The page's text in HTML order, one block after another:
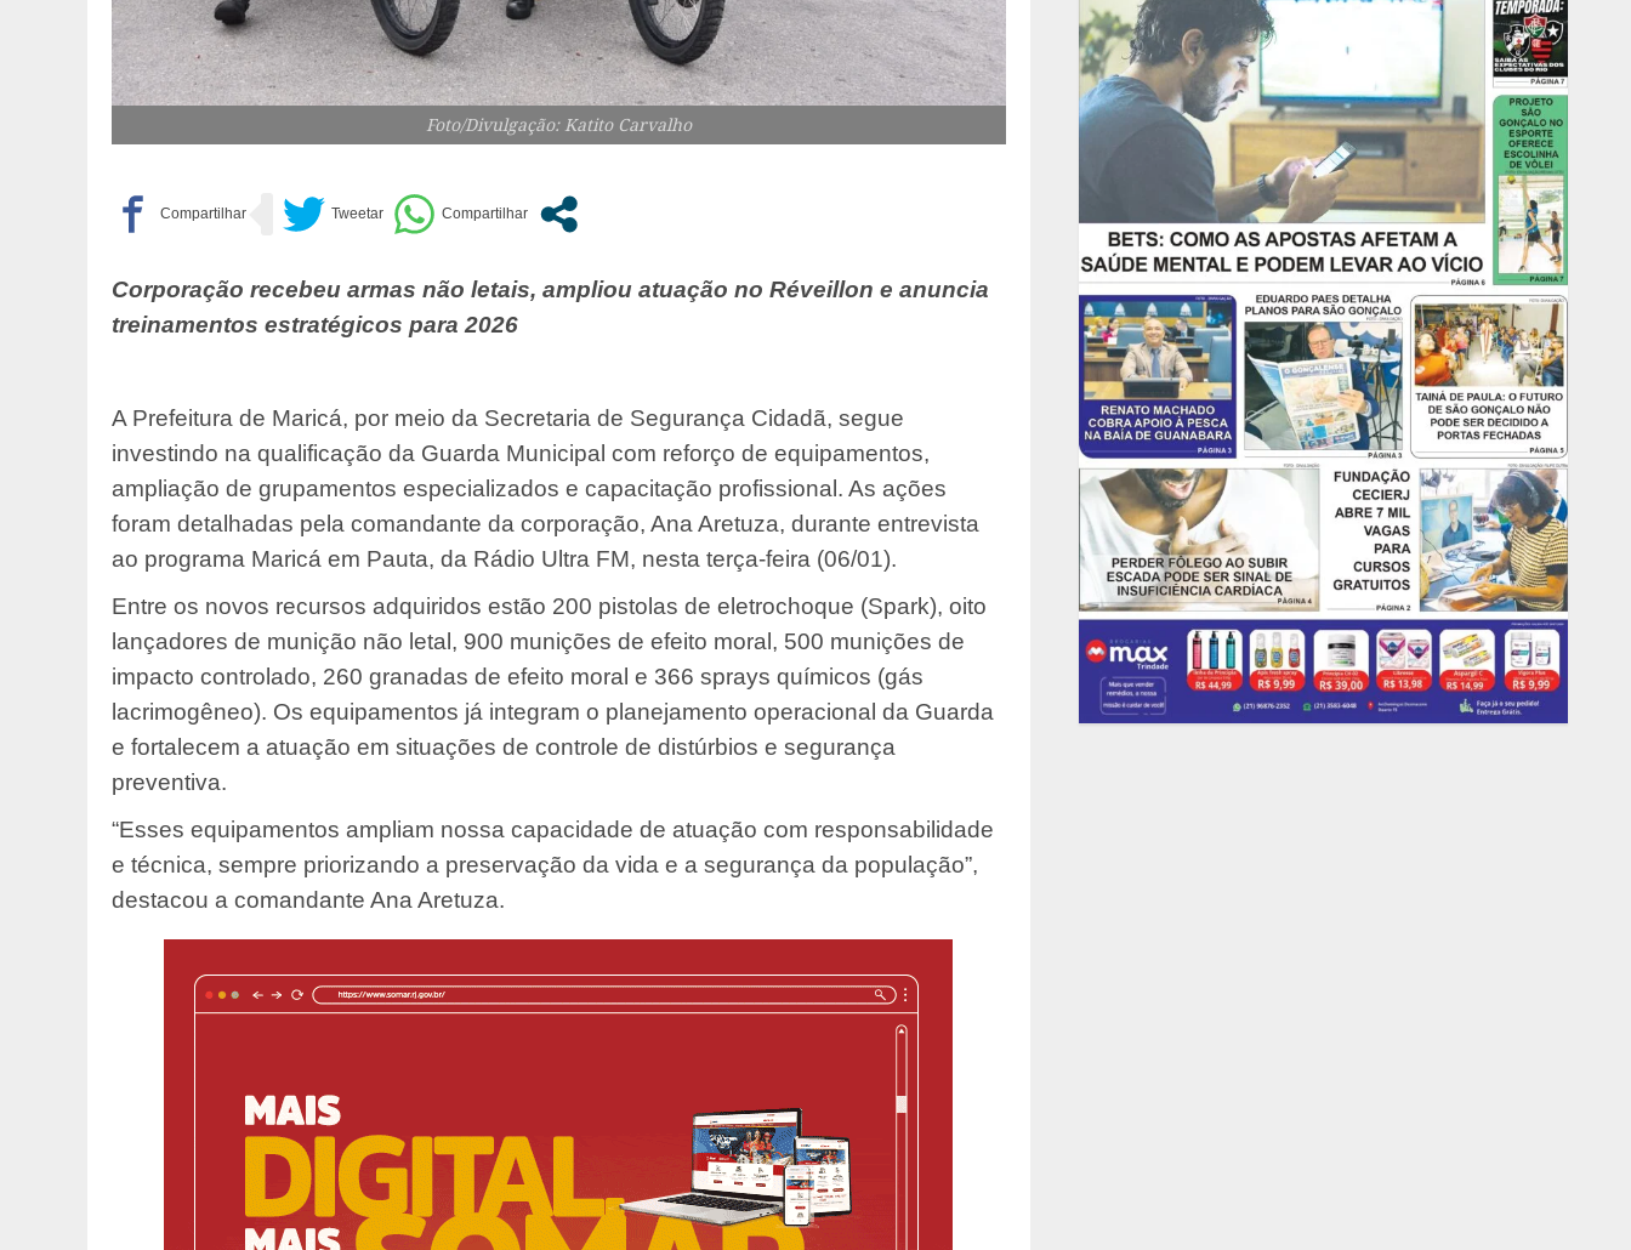
Foto/Divulgação: Katito Carvalho
Corporação recebeu armas não letais, ampliou atuação no Réveillon e anuncia
treinamentos estratégicos para 2026
A Prefeitura de Maricá, por meio da Secretaria de Segurança Cidadã, segue
investindo na qualificação da Guarda Municipal com reforço de equipamentos,
ampliação de grupamentos especializados e capacitação profissional. As ações
foram detalhadas pela comandante da corporação, Ana Aretuza, durante entrevista
ao programa Maricá em Pauta, da Rádio Ultra FM, nesta terça-feira (06/01).
Entre os novos recursos adquiridos estão 200 pistolas de eletrochoque (Spark), oito
lançadores de munição não letal, 900 munições de efeito moral, 500 munições de
impacto controlado, 260 granadas de efeito moral e 366 sprays químicos (gás
lacrimogêneo). Os equipamentos já integram o planejamento operacional da Guarda
e fortalecem a atuação em situações de controle de distúrbios e segurança
preventiva.
“Esses equipamentos ampliam nossa capacidade de atuação com responsabilidade
e técnica, sempre priorizando a preservação da vida e a segurança da população”,
destacou a comandante Ana Aretuza.